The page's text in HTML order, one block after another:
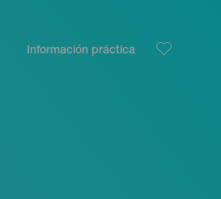
Información práctica